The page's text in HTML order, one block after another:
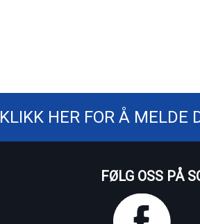
KLIKK HER FOR Å MELDE
FØLG OSS PÅ